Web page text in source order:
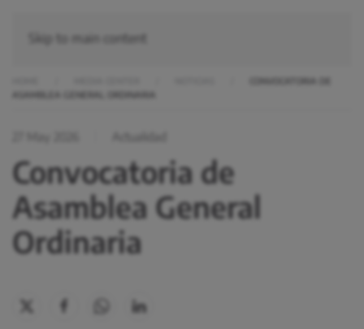
Skip to main content
ASAMBLEA GENERAL ORDINARIA
Convocatoria de
Asamblea General
Ordinaria